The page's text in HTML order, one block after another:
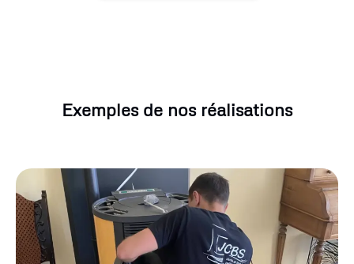
Exemples de nos réalisations